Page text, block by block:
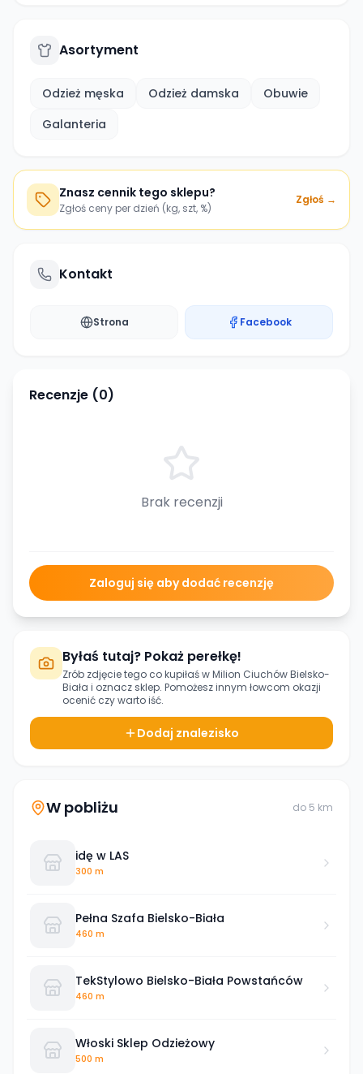
Asortyment
Odzież męska Odzież damska
Obuwie
Galanteria
Znasz cennik tego sklepu?
Zgłoś ceny per dzień (kg, szt, %)
Zgłoś →
Kontakt
Strona Facebook
Recenzje (0)
Brak recenzji
Zaloguj się aby dodać recenzję
Byłaś tutaj? Pokaż perełkę!
Zrób zdjęcie tego co kupiłaś wMilion Ciuchów Bielsko-
Biała i oznacz sklep. Pomożesz innym łowcom okazji
ocenić czy warto iść.
Dodaj znalezisko
W pobliżu do 5 km
idę w LAS
300 m
Pełna Szafa Bielsko-Biała
460 m
TekStylowo Bielsko-Biała Powstańców
460 m
Włoski Sklep Odzieżowy
500 m